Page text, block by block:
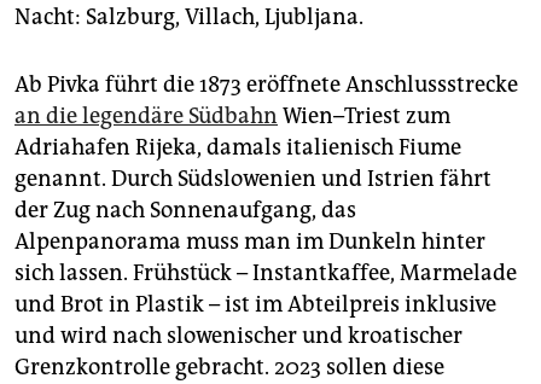
Nacht: Salzburg, Villach, Ljubljana.
Ab Pivka führt die 1873 eröffnete Anschlussstrecke
an die legendäre Südbahn Wien–Triest zum
Adriahafen Rijeka, damals italienisch Fiume
genannt. Durch Südslowenien und Istrien fährt
der Zug nach Sonnenaufgang, das
Alpenpanorama muss man im Dunkeln hinter
sich lassen. Frühstück – Instantkaffee, Marmelade
und Brot in Plastik – ist im Abteilpreis inklusive
und wird nach slowenischer und kroatischer
Grenzkontrolle gebracht. 2023 sollen diese